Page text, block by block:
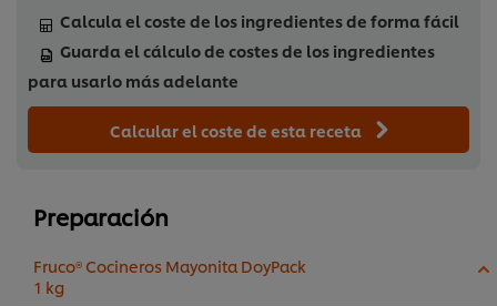
Calcula el coste de los ingredientes de forma fácil
Guarda el cálculo de costes de los ingredientes
para usarlo más adelante
Calcular el coste de esta receta
Preparación
Fruco® Cocineros Mayonita DoyPack
1 kg